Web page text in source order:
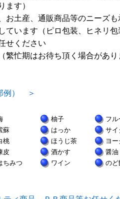
ます）
お土産、通販商品等のニーズ
ています（ピロ包装、ヒネリ包
せください
繁忙期はお待ち頂く場合があり
例） ＞
柚子
フル
蘇 はっか
サイ
桃 ほうじ茶
ヨー
皮 酒かす
醤油
ちみつ ワイン のど